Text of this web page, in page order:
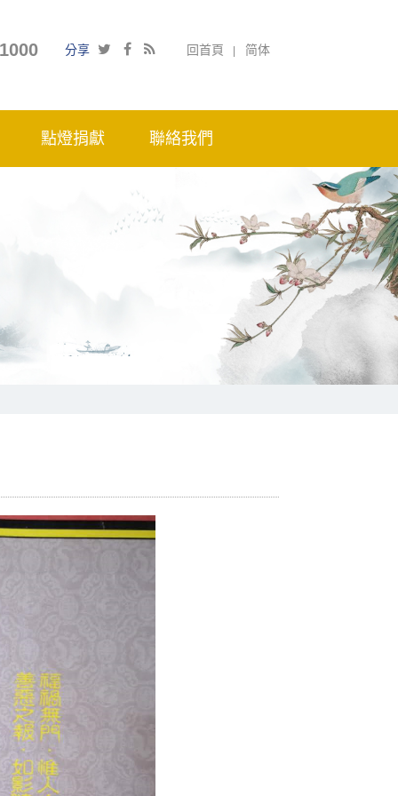
回首頁 简体
分享
點燈捐獻 聯絡我們